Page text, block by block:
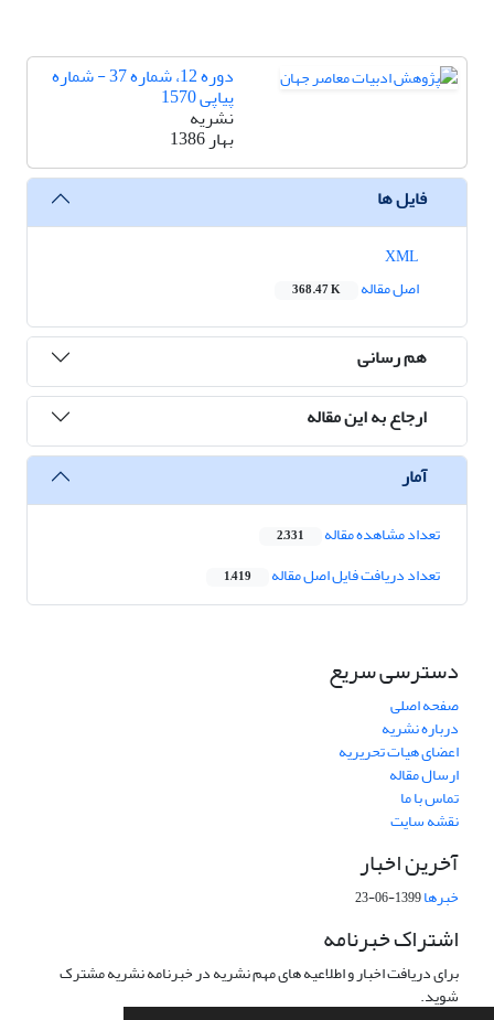
دوره 12، شماره 37 - شماره
پیاپی 1570
نشریه
بهار 1386
فایل ها
اصل مقاله
368.47 K
هم رسانی
ارجاع به این مقاله
آمار
تعداد مشاهده مقاله 2,331
تعداد دریافت فایل اصل مقاله 1,419
دسترسی سریع
صفحه اصلی
درباره نشریه
اعضای هیات تحریریه
ارسال مقاله
تماس با ما
نقشه سایت
آخرین اخبار
خبرها1399-06-23
اشتراک خبرنامه
برای دریافت اخبار و اطلاعیه های مهم نشریه در خبرنامه نشریه مشترک
شوید.